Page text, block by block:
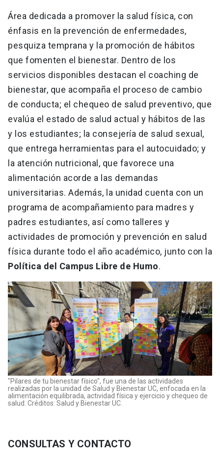
Área dedicada a promover la salud física, con
énfasis en la prevención de enfermedades,
pesquiza temprana y la promoción de hábitos
que fomenten el bienestar. Dentro de los
servicios disponibles destacan el coaching de
bienestar, que acompaña el proceso de cambio
de conducta; el chequeo de salud preventivo, que
evalúa el estado de salud actual y hábitos de las
y los estudiantes; la consejería de salud sexual,
que entrega herramientas para el autocuidado; y
la atención nutricional, que favorece una
alimentación acorde a las demandas
universitarias. Además, la unidad cuenta con un
programa de acompañamiento para madres y
padres estudiantes, así como talleres y
actividades de promoción y prevención en salud
física durante todo el año académico, junto con la
Política del Campus Libre de Humo.
"Pilares de tu bienestar físico", fue una de las actividades
realizadas por la unidad de Salud y Bienestar UC, enfocada en la
alimentación equilibrada, actividad física y ejercicio y chequeo de
salud. Créditos: Salud y Bienestar UC.
CONSULTAS Y CONTACTO